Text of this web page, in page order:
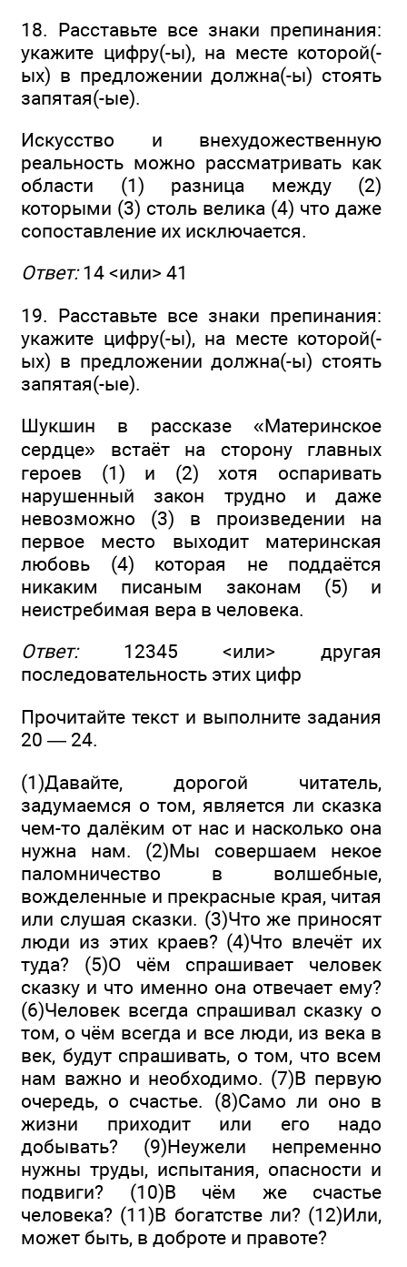
18. Расставьте все знаки препинания:
укажите цифру(-ы), на месте которой(-
ых) в предложении должна(-ы) стоять
запятая(-ые).
Искусство и внехудожественную
реальность можно рассматривать как
области (1) разница между (2)
которыми (3) столь велика (4) что даже
сопоставление их исключается.
Ответ:14 <или> 41
19. Расставьте все знаки препинания:
укажите цифру(-ы), на месте которой(-
ых) в предложении должна(-ы) стоять
запятая(-ые).
Шукшин в рассказе «Материнское
сердце» встаёт на сторону главных
героев (1) и (2) хотя оспаривать
нарушенный закон трудно и даже
невозможно (3) в произведении на
первое место выходит материнская
любовь (4) которая не поддаётся
никаким писаным законам (5) и
неистребимая вера в человека.
Ответ:12345 <или> другая
последовательность этих цифр
Прочитайте текст и выполните задания
20 — 24.
(1)Давайте, дорогой читатель,
задумаемся о том, является ли сказка
чем-то далёким от нас и насколько она
нужна нам. (2)Мы совершаем некое
паломничество в волшебные,
вожделенные и прекрасные края, читая
или слушая сказки. (3)Что же приносят
люди из этих краев? (4)Что влечёт их
туда? (5)О чём спрашивает человек
сказку и что именно она отвечает ему?
(6)Человек всегда спрашивал сказку о
том, о чём всегда и все люди, из века в
век, будут спрашивать, о том, что всем
нам важно и необходимо. (7)В первую
очередь, о счастье. (8)Само ли оно в
жизни приходит или его надо
добывать? (9)Неужели непременно
нужны труды, испытания, опасности и
подвиги? (10)В чём же счастье
человека? (11)В богатстве ли? (12)Или,
может быть, в доброте и правоте?